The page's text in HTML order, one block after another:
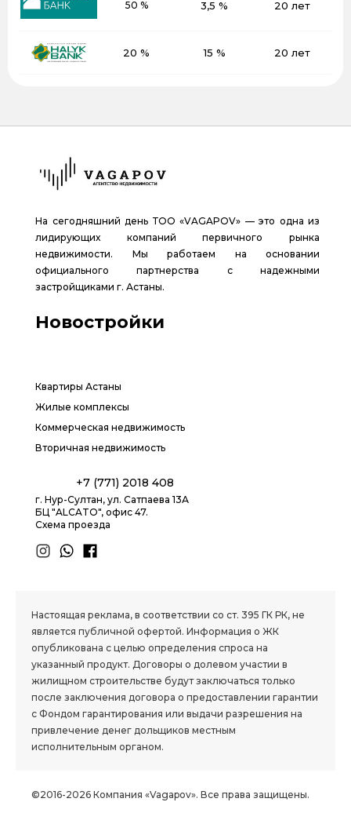
50 % 3,5 % 20 лет
20 % 15 % 20 лет
На сегодняшний день ТОО «VAGAPOV» — это одна из
лидирующих компаний первичного рынка
недвижимости. Мы работаем на основании
официального партнерства с надежными
застройщиками г. Астаны.
Новостройки
Квартиры Астаны
Жилые комплексы
Коммерческая недвижимость
Вторичная недвижимость
+7 (771) 2018 408
г. Нур-Султан, ул. Сатпаева 13А
БЦ "ALCATO", офис 47.
Схема проезда
Настоящая реклама, в соответствии со ст. 395 ГК РК, не
является публичной офертой. Информация о ЖК
опубликована с целью определения спроса на
указанный продукт. Договоры о долевом участии в
жилищном строительстве будут заключаться только
после заключения договора о предоставлении гарантии
с Фондом гарантирования или выдачи разрешения на
привлечение денег дольщиков местным
исполнительным органом.
©2016-2026 Компания «Vagapov». Все права защищены.